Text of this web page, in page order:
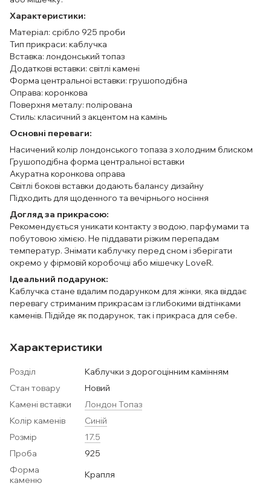
Характеристики:
Матеріал: срібло 925 проби
Тип прикраси: каблучка
Вставка: лондонський топаз
Додаткові вставки: світлі камені
Форма центральної вставки: грушоподібна
Оправа: коронкова
Поверхня металу: полірована
Стиль: класичний з акцентом на камінь
Основні переваги:
Насичений колір лондонського топаза з холодним блиском
Грушоподібна форма центральної вставки
Акуратна коронкова оправа
Світлі бокові вставки додають балансу дизайну
Підходить для щоденного та вечірнього носіння
Догляд за прикрасою:
Рекомендується уникати контакту з водою, парфумами та
побутовою хімією. Не піддавати різким перепадам
температур. Знімати каблучку перед сном і зберігати
окремо у фірмовій коробочці або мішечку LoveR.
Ідеальний подарунок:
Каблучка стане вдалим подарунком для жінки, яка віддає
перевагу стриманим прикрасам із глибокими відтінками
каменів. Підійде як подарунок, так і прикраса для себе.
Характеристики
Розділ
Каблучки з дорогоцінним камінням
Стан товару
Новий
Камені вставки
Лондон Топаз
Колір каменів
Синій
Розмір
17.5
Проба
925
Форма
каменю
Крапля